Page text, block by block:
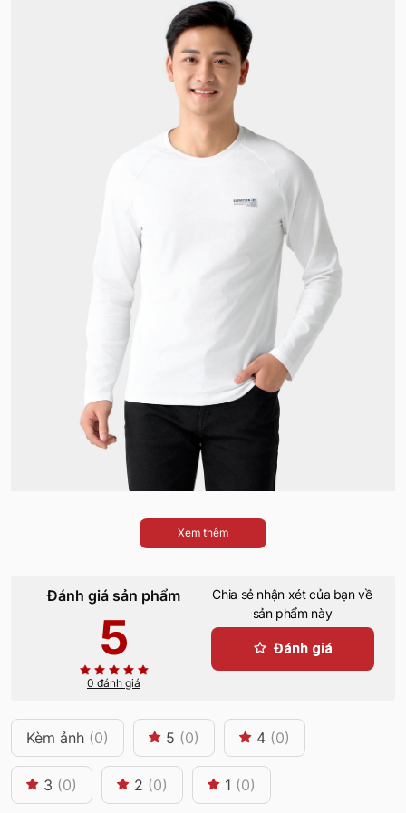
Xem thêm
Đánh giá sản phẩm
5
0 đánh giá
Chia sẻ nhận xét của bạn về
sản phẩm này
Đánh giá
Kèm ảnh (0) 5 (0) 4 (0)
3 (0) 2 (0) 1 (0)